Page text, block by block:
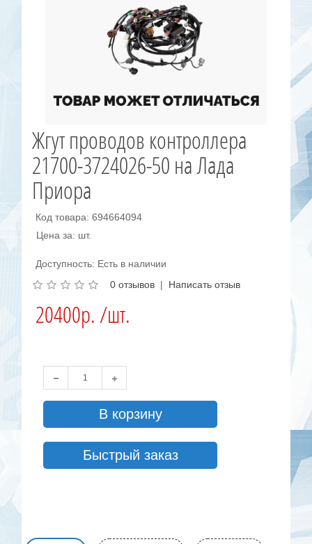
Жгут проводов контроллера
21700-3724026-50 на Лада
Приора
Код товара: 694664094
Цена за: шт.
Доступность: Есть в наличии
0 отзывов | Написать отзыв
20400р. /шт.
В корзину
Быстрый заказ